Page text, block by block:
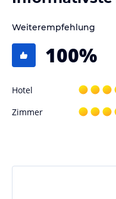
Weiterempfehlung
100%
Hotel
Zimmer